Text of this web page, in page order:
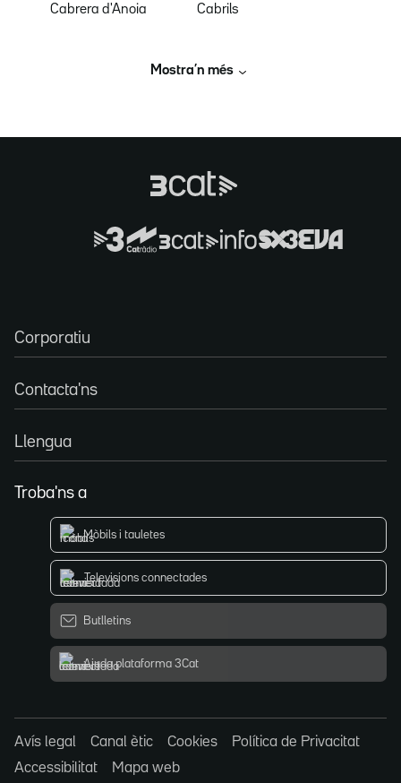
Cabrera d'Anoia
Cabrils
Mostra’n més
Corporatiu
Contacta'ns
Llengua
Troba'ns a
Mòbils i tauletes
Televisions connectades
Butlletins
Ajuda plataforma 3Cat
Avís legal Canal ètic Cookies
Política de Privacitat
Accessibilitat
Mapa web